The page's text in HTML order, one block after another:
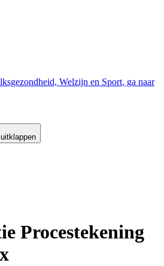
Welzijn en Sport, ga naar
Procestekening